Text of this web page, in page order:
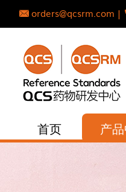
orders@qcsrm.com |
首页 产